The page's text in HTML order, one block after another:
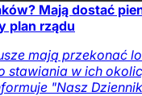
Mają dostać
plan rządu
mają przekonać
stawiania w ich
"Nasz